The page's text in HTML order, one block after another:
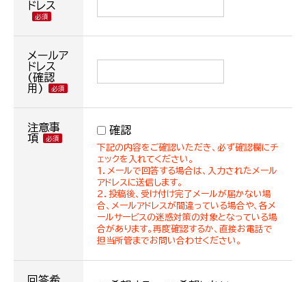
ドレス
メールア
ドレス
(確認
用)
注意事
項
確認
下記の内容をご確認いただき、必ず確認欄にチ
ェックを入れてください。
１．メールで回答する場合は、入力されたメール
アドレスに送信します。
２．投稿後、受け付け完了メールが届かない場
合、メールアドレスが間違っている場合や、各メ
ールサービスの迷惑対策の対象となっている場
合があります。再度確認するか、直接お電話で
担当所管までお問い合わせください。